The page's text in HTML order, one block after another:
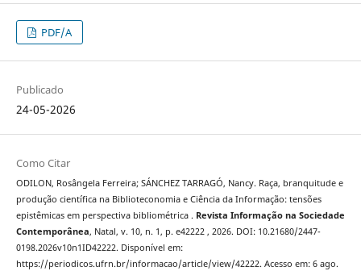
PDF/A
Publicado
24-05-2026
Como Citar
ODILON, Rosângela Ferreira; SÁNCHEZ TARRAGÓ, Nancy. Raça, branquitude e
produção científica na Biblioteconomia e Ciência da Informação: tensões
epistêmicas em perspectiva bibliométrica . Revista Informação na Sociedade
Contemporânea, Natal, v. 10, n. 1, p. e42222 , 2026. DOI: 10.21680/2447-
0198.2026v10n1ID42222. Disponível em:
https://periodicos.ufrn.br/informacao/article/view/42222. Acesso em: 6 ago.